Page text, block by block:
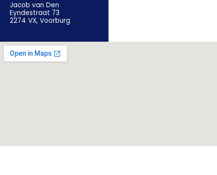
Jacob van Den
Eyndestraat 73
2274 VX, Voorburg